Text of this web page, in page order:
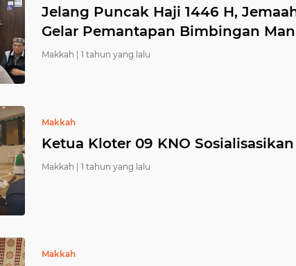
Jelang Puncak Haji 1446 H,
Gelar Pemantapan Bimbingan
Makkah | 1 tahun yang lalu
Makkah
Ketua Kloter 09 KNO
Makkah | 1 tahun yang lalu
Makkah